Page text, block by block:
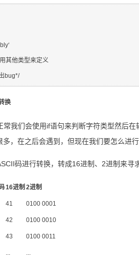
其他类型来定义
  很可能会出bug*/
换
常我们会使用if语句来判断字符类型然后
多，在之后会遇到，但现在我们要怎么进行
码进行转换，转成16进制、2进制来寻
16进制 2进制
41 0100 0001
42 0100 0010
43 0100 0011